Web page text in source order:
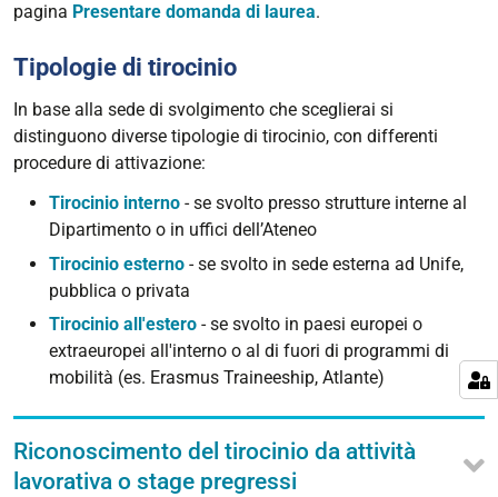
pagina Presentare domanda di laurea.
Tipologie di tirocinio
In base alla sede di svolgimento che sceglierai si
distinguono diverse tipologie di tirocinio, con differenti
procedure di attivazione:
Tirocinio interno - se svolto presso strutture interne al
Dipartimento o in uffici dell’Ateneo
Tirocinio esterno - se svolto in sede esterna ad Unife,
pubblica o privata
Tirocinio all'estero - se svolto in paesi europei o
extraeuropei all'interno o al di fuori di programmi di
mobilità (es. Erasmus Traineeship, Atlante)
Riconoscimento del tirocinio da attività
lavorativa o stage pregressi